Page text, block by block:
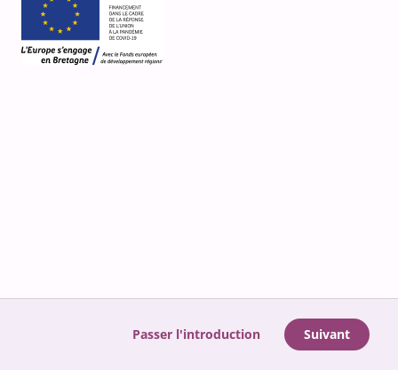
Passer l'introduction Suivant